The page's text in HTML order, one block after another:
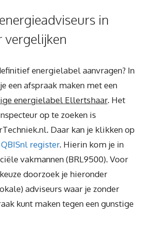
in
vergelijken
energielabel aanvragen? In
een afspraak maken met een
energielabel Ellertshaar. Het
op te zoeken is
Daar kan je klikken op
QBISnl register. Hierin kom je in
vakmannen (BRL9500). Voor
doorzoek je hieronder
adviseurs waar je zonder
kunt maken tegen een gunstige